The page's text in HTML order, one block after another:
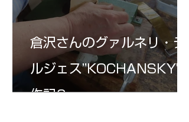
倉沢さんのグァルネリ・デ
ルジェス”KOCHANSKY"制
作記6